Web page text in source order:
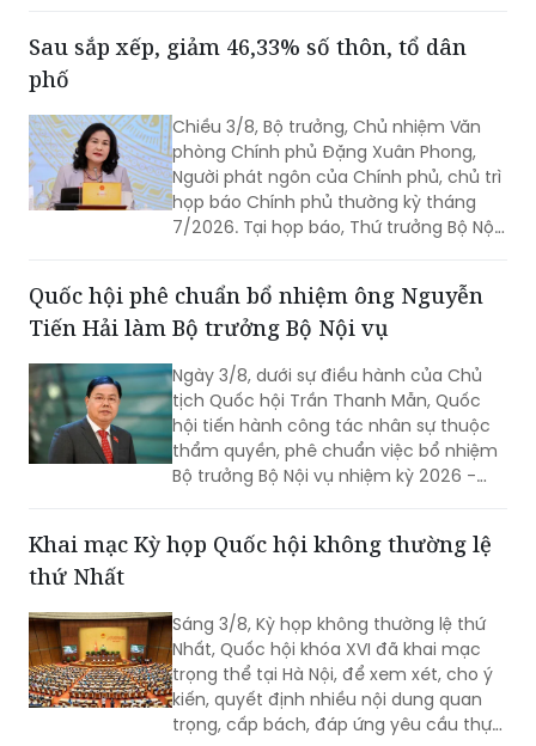
về tăng cường sự lãnh đạo của Đảng
và phát huy vai trò của các hội quần
(Chỉ thị số 11-CT/TW)
Sau sắp xếp, giảm 46,33% số thôn, tổ dân
phố
Chiều 3/8, Bộ trưởng, Chủ nhiệm Văn
phòng Chính phủ Đặng Xuân Phong,
họp báo Chính phủ thường kỳ tháng
7/2026. Tại họp báo, Thứ trưởng Bộ Nội
vụ Nguyễn Thị Hà đã thông tin về kết
quả sắp xếp các thôn, tổ dân phố trên
toàn quốc.
Quốc hội phê chuẩn bổ nhiệm ông Nguyễn
Tiến Hải làm Bộ trưởng Bộ Nội vụ
Ngày 3/8, dưới sự điều hành của Chủ
tịch Quốc hội Trần Thanh Mẫn, Quốc
thẩm quyền, phê chuẩn việc bổ nhiệm
Bộ trưởng Bộ Nội vụ nhiệm kỳ 2026 -
viên Ban Chấp hành Trung ương Đảng,
quyền Bộ trưởng Bộ Nội vụ.
Khai mạc Kỳ họp Quốc hội không thường lệ
thứ Nhất
Sáng 3/8, Kỳ họp không thường lệ thứ
Nhất, Quốc hội khóa XVI đã khai mạc